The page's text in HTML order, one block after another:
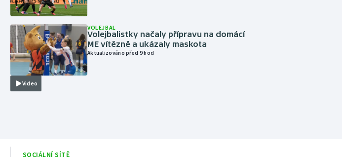
Video
VOLEJBAL
Volejbalistky načaly přípravu na domácí
ME vítězně a ukázaly maskota
Aktualizováno před 9 hod
SOCIÁLNÍ SÍTĚ